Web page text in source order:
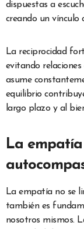
dispuestas a
creando un vínculo
La reciprocidad
evitando
asume
equilibrio
largo plazo y al
La
La empatía no se
también es
nosotros mismos.